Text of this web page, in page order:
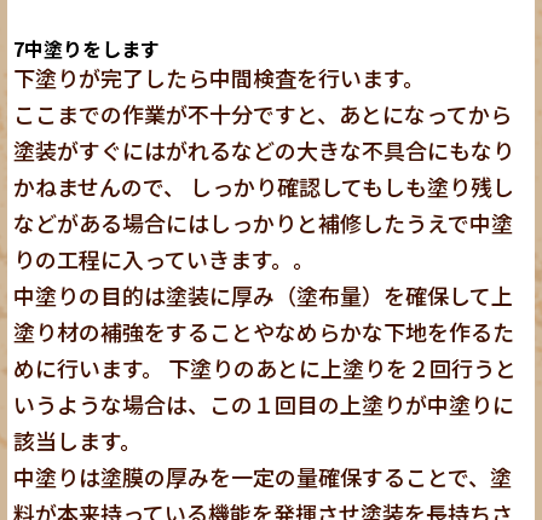
7中塗りをします
下塗りが完了したら中間検査を行います。
ここまでの作業が不十分ですと、あとになってから
塗装がすぐにはがれるなどの大きな不具合にもなり
かねませんので、 しっかり確認してもしも塗り残し
などがある場合にはしっかりと補修したうえで中塗
りの工程に入っていきます。。
中塗りの目的は塗装に厚み（塗布量）を確保して上
塗り材の補強をすることやなめらかな下地を作るた
めに行います。 下塗りのあとに上塗りを２回行うと
いうような場合は、この１回目の上塗りが中塗りに
該当します。
中塗りは塗膜の厚みを一定の量確保することで、塗
料が本来持っている機能を発揮させ塗装を長持ちさ